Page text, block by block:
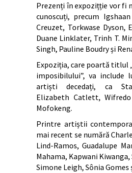
Prezenți în expozițție vor fi
cunoscuți, precum
Creuzet, Torkwase Dyson,
Duane Linklater, Trinh T.
Singh, Pauline Boudry și
Expoziția, care poartă titlul
imposibilului”, va include
artiști decedați, ca
Elizabeth Catlett,
Mofokeng.
Printre artiștii
mai recent se numără
Lind-Ramos, Guadalupe
Mahama, Kapwani Kiwanga,
Simone Leigh, Sônia Gomes